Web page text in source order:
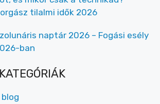
tilalmi idők 2026
naptár 2026 – Fogási esély
ban